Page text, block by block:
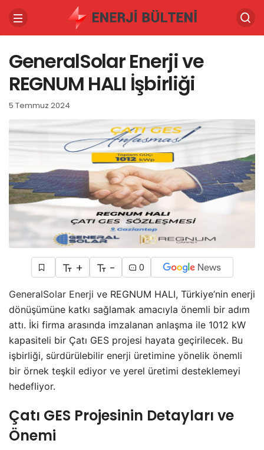
GeneralSolar Enerji ve
REGNUM HALI İşbirliği
5 Temmuz 2024
+ - 0
GeneralSolar Enerji ve REGNUM HALI, Türkiye’nin enerji
dönüşümüne katkı sağlamak amacıyla önemli bir adım
attı. İki firma arasında imzalanan anlaşma ile 1012 kW
kapasiteli bir Çatı GES projesi hayata geçirilecek. Bu
işbirliği, sürdürülebilir enerji üretimine yönelik önemli
bir örnek teşkil ediyor ve yerel üretimi desteklemeyi
hedefliyor.
Çatı GES Projesinin Detayları ve
Önemi